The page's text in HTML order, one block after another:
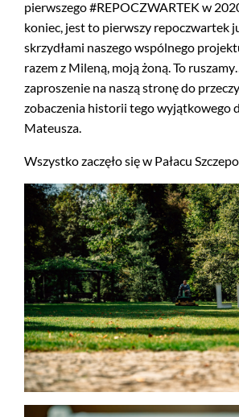
pierwszego #REPOCZWARTEK w
koniec, jest to pierwszy repoczwartek
skrzydłami naszego wspólnego
razem z Mileną, moją żoną. To
zaproszenie na naszą stronę do
zobaczenia historii tego wyjątkowego
Mateusza.
Wszystko zaczęło się w Pałacu